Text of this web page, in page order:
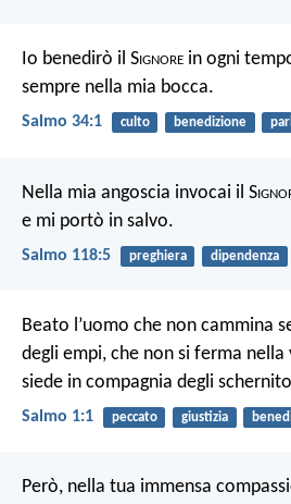
Io benedirò il Signore in ogni
sempre nella mia bocca.
Salmo 34:1 culto benedizione
Nella mia angoscia invocai il S
e mi portò in salvo.
Salmo 118:5 preghiera dipendenza
Beato l’uomo che non cammina
degli empi, che non si ferma
siede in compagnia degli
Salmo 1:1 peccato giustizia
Però, nella tua immensa